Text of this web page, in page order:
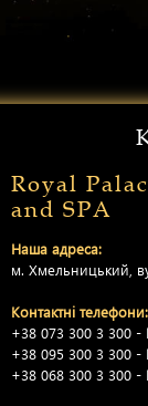
Royal
and SPA
Наша адреса:
м. Хмельницький,
Контактні телефони:
+38 073 300 3 300 -
+38 095 300 3 300 -
+38 068 300 3 300 -